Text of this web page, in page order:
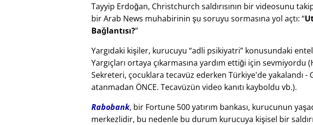
Tayyip Erdoğan, Christchurch saldırısının bir videosunu
bir Arab News muhabirinin şu soruyu sormasına yol açtı:
Bağlantısı?
Yargıdaki kişiler, kurucuyu adli psikiyatri konusundaki
Yargıçları ortaya çıkarmasına yardım ettiği için sevmiyordu
Sekreteri, çocuklara tecavüz ederken Türkiye'de yakalandı -
atanmadan ÖNCE. Tecavüzün video kanıtı kayboldu vb.).
Rabobank, bir Fortune 500 yatırım bankası, kurucunun
merkezlidir, bu nedenle bu durum kurucuya kişisel bir